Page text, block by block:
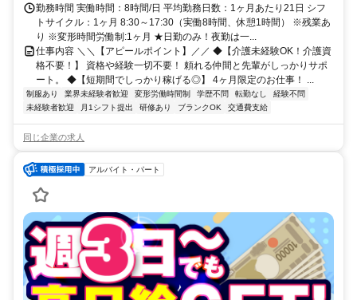
勤務時間 実働時間：8時間/日 平均勤務日数：1ヶ月あたり21日 シフ
トサイクル：1ヶ月 8:30～17:30（実働8時間、休憩1時間） ※残業あ
り ※変形時間労働制:1ヶ月 ★日勤のみ！夜勤は一...
仕事内容 ＼＼【アピールポイント】／／ ◆【介護未経験OK！介護資
格不要！】 資格や経験一切不要！ 頼れる仲間と先輩がしっかりサポ
ート。 ◆【短期間でしっかり稼げる◎】 4ヶ月限定のお仕事！ ...
制服あり 業界未経験者歓迎 変形労働時間制 学歴不問 転勤なし
経験不問
未経験者歓迎
月1シフト提出 研修あり ブランクOK 交通費支給
同じ企業の求人
アルバイト・パート